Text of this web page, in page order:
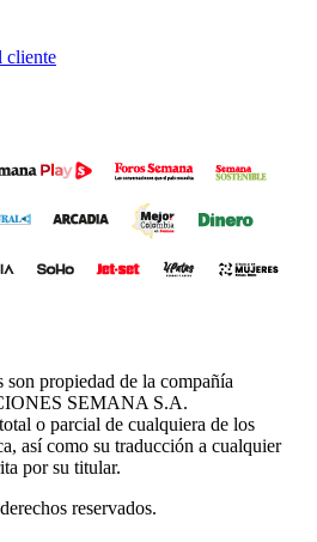
cliente
son propiedad de la compañía
SEMANA S.A.
o parcial de cualquiera de los
así como su traducción a cualquier
por su titular.
reservados.